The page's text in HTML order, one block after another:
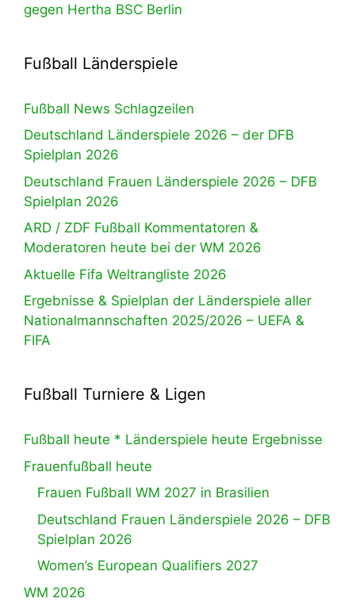
gegen Hertha BSC Berlin
Fußball Länderspiele
Fußball News Schlagzeilen
Deutschland Länderspiele 2026 – der DFB
Spielplan 2026
Deutschland Frauen Länderspiele 2026 – DFB
Spielplan 2026
ARD / ZDF Fußball Kommentatoren &
Moderatoren heute bei der WM 2026
Aktuelle Fifa Weltrangliste 2026
Ergebnisse & Spielplan der Länderspiele aller
Nationalmannschaften 2025/2026 – UEFA &
FIFA
Fußball Turniere & Ligen
Fußball heute * Länderspiele heute Ergebnisse
Frauenfußball heute
Frauen Fußball WM 2027 in Brasilien
Deutschland Frauen Länderspiele 2026 – DFB
Spielplan 2026
Women’s European Qualifiers 2027
WM 2026